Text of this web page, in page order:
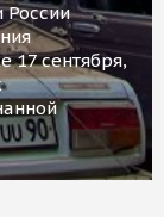
17 сентября,